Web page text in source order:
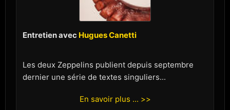
Entretien avec Hugues Canetti
Les deux Zeppelins publient depuis septembre
dernier une série de textes singuliers...
En savoir plus ... >>